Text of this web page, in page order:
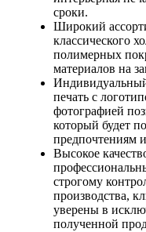
сроки.
Широкий
классического
полимерных
материалов на
Индивидуальный
печать с
фотографией
который будет
предпочтениям
Высокое
строгому
производства,
уверены в
полученной